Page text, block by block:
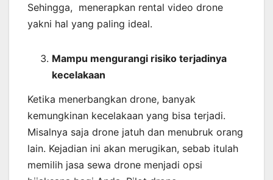
Sehingga, menerapkan rental video drone
yakni hal yang paling ideal.
Mampu mengurangi risiko terjadinya
kecelakaan
Ketika menerbangkan drone, banyak
kemungkinan kecelakaan yang bisa terjadi.
Misalnya saja drone jatuh dan menubruk orang
lain. Kejadian ini akan merugikan, sebab itulah
memilih jasa sewa drone menjadi opsi